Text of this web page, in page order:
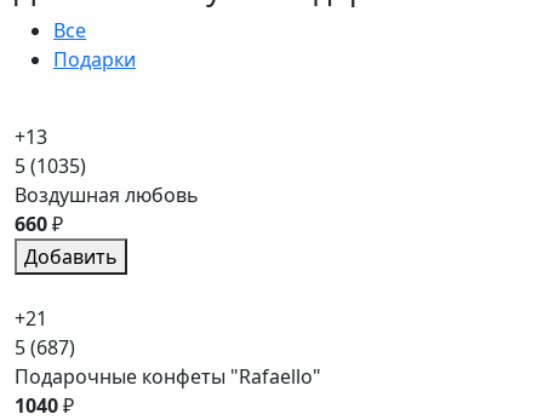
Все
Подарки
+13
5(1035)
Воздушная любовь
660₽
Добавить
+21
5(687)
Подарочные конфеты "Rafaello"
1040₽